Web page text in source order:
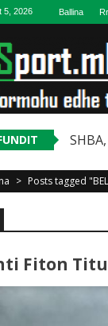
5, 2026 Ballina
> Posts tagged
Fiton